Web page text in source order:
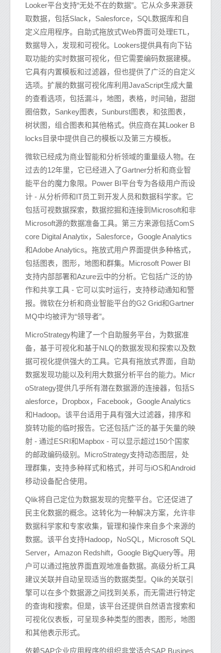
Looker平台支持“无处不在的数据”。它从众多来源获
取数据，包括Slack，Salesforce，SQL数据库和自
定义应用程序。自助式拖放式Web界面可处理ETL，
数据导入，发现和可视化。Lookers提供具有向下钻
取功能的实时数据可视化，但它需要编码数据建模。
它具有内置模板和过滤器，但也提供了广泛的自定义
选项。扩展的数据可视化库利用JavaScript生成大量
的查看选项，包括漏斗，地图，表格，时间轴，甜甜
圈倍数，Sankey图表，Sunburst图表，和弦图表，
树状图，组合图表和其他格式。供应商在其Looker B
locks目录中提供自己的模板以及第三方模板。
微软已经成为商业智能和分析领域的重量级人物。在
过去的12年里，它已经进入了Gartner分析和商业智
能平台的魔力象限。Power BI平台专为各级用户而设
计 - 从分析师和IT员工到开发人员和数据科学家。它
包括可视数据探索，数据挖掘和连接到Microsoft和非
Microsoft源的数据准备工具。第三方来源包括ComS
core Digital Analytix，Salesforce，Google Analytics
和Adobe Analytics。拖放式用户界面提供多种格式，
包括图表，图形，地图和群集。Microsoft Power BI
支持内部部署和Azure云中的分析。它包括广泛的协
作和共享工具 - 它可以实时运行，支持移动通知和警
报。微软在分析和商业智能平台的G2 Grid和Gartner
MQ中均被评为“领导者”。
MicroStrategy构建了一个自助服务平台，为数据准
备，基于可视化和基于NLQ的数据发现和探索以及数
据可视化提供强大的工具。它具有拖放式界面，自助
数据发现功能以及利用大数据分析平台的能力。Micr
oStrategy提供几乎所有潜在数据源的连接器，包括S
alesforce，Dropbox，Facebook，Google Analytics
和Hadoop。该平台适用于具有强大过滤器，排序和
旋转功能的临时报告。它还包括广泛的基于矢量的映
射 - 通过ESRI和Mapbox - 可以显示超过150个国家
的邮政编码级别。MicroStrategy支持动态图层，处
理群集，支持多种样式和格式，并可与iOS和Android
移动设备配合使用。
Qlik将自己定位为数据发现的完整平台。它还促进了
民主化数据的概念。这转化为一种解决方案，允许非
数据科学家和专家收集，管理和操作来自多个来源的
数据。该平台支持Hadoop，NoSQL，Microsoft SQL
Server，Amazon Redshift，Google BigQuery等。用
户可以通过拖放界面直观地准备数据。高级分析工具
建议关联并自动呈现适当的数据类型。Qlik的关联引
擎可以在多个数据源之间找到关系，而无需进行特定
的查询和搜索。但是，该平台还提供自然语言搜索和
可视化仪表板，可呈现多种类型的图表，图形，地图
和其他表示形式。
依赖SAP企业应用程序的组织非常适合SAP Busines